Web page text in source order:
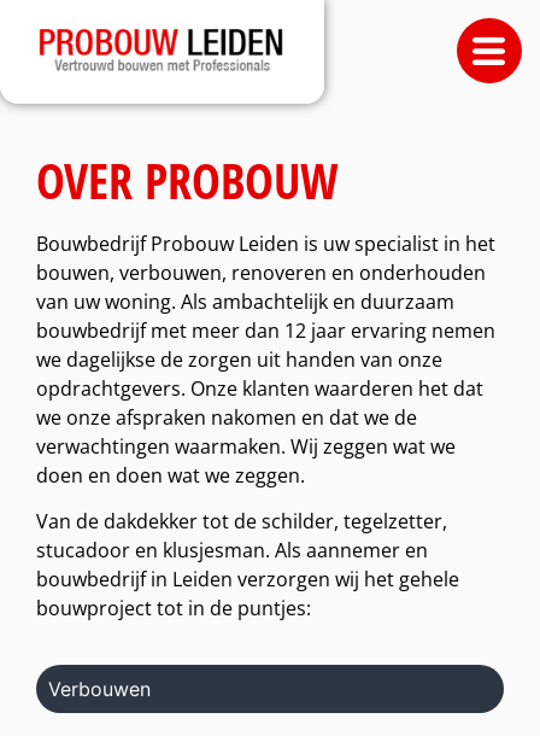
OVER PROBOUW
Bouwbedrijf Probouw Leiden is uw specialist in het
bouwen, verbouwen, renoveren en onderhouden
van uw woning. Als ambachtelijk en duurzaam
bouwbedrijf met meer dan 12 jaar ervaring nemen
we dagelijkse de zorgen uit handen van onze
opdrachtgevers. Onze klanten waarderen het dat
we onze afspraken nakomen en dat we de
verwachtingen waarmaken. Wij zeggen wat we
doen en doen wat we zeggen.
Van de dakdekker tot de schilder, tegelzetter,
stucadoor en klusjesman. Als aannemer en
bouwbedrijf in Leiden verzorgen wij het gehele
bouwproject tot in de puntjes:
Verbouwen